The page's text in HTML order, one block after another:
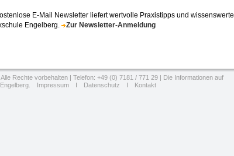
E-Mail Newsletter liefert wertvolle Praxistipps und wissenswerte
Engelberg.
Zur Newsletter-Anmeldung
Rechte vorbehalten | Telefon: +49 (0) 7181 / 771 29 | Die Informationen auf
Impressum Datenschutz Kontakt